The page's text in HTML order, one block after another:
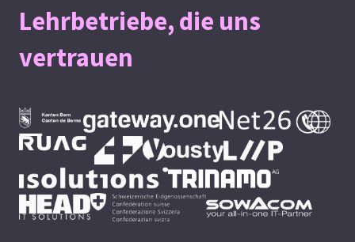
Lehrbetriebe, die uns
vertrauen